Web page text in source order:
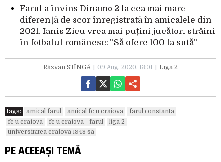
Farul a învins Dinamo 2 la cea mai mare
diferență de scor înregistrată în amicalele din
2021. Ianis Zicu vrea mai puțini jucători străini
în fotbalul românesc: ”Să ofere 100 la sută”
Răzvan STÎNGĂ 09 Aug. 2020, 13:01 Liga 2
tags: amical farul amical fc u craiova
farul constanta
fc u craiova
fc u craiova - farul
liga 2
universitatea craiova 1948 sa
PE ACEEAȘI TEMĂ